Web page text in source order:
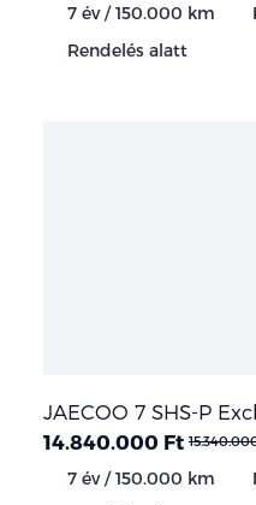
7 év / 150.000 km
Rendelés alatt
JAECOO 7 SHS-P
14.840.000 Ft
7 év / 150.000 km